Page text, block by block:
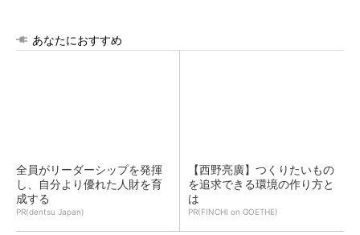
あなたにおすすめ
全員がリーダーシップを発揮
し、自分より優れた人財を育
成する
PR(dentsu Japan)
【西野亮廣】つくりたいもの
を追求できる環境の作り方と
は
PR(FINCHI on GOETHE)